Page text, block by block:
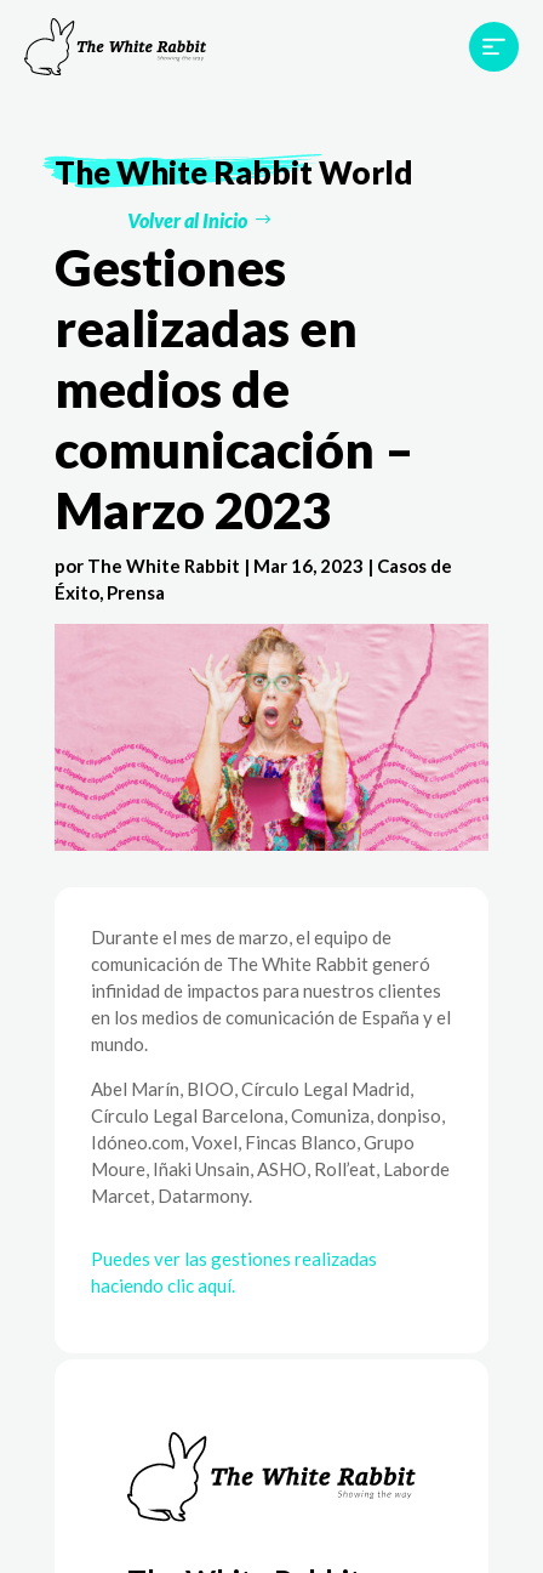
Proyectos
Testimonios
TWR World
The White RabbitWorld
Volver al Inicio
Gestiones
realizadas en
medios de
comunicación –
Marzo 2023
por The White Rabbit | Mar 16, 2023 | Casos de
Éxito, Prensa
Durante el mes de marzo, el equipo de
comunicación de The White Rabbit generó
infinidad de impactos para nuestros clientes
en los medios de comunicación de España y el
mundo.
Abel Marín, BIOO, Círculo Legal Madrid,
Círculo Legal Barcelona, Comuniza, donpiso,
Idóneo.com, Voxel, Fincas Blanco, Grupo
Moure, Iñaki Unsain, ASHO, Roll’eat, Laborde
Marcet, Datarmony.
Puedes ver las gestiones realizadas
haciendo clic aquí.